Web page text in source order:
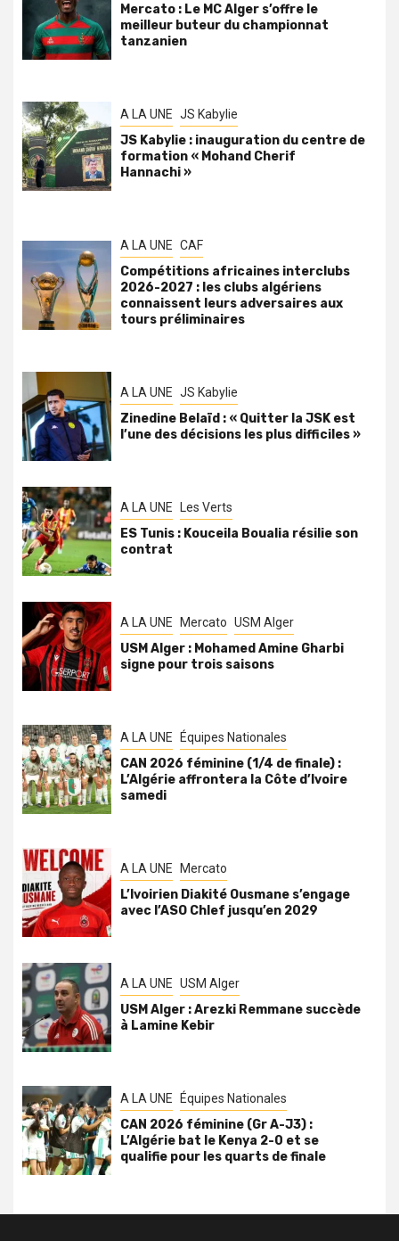
Mercato : Le MC Alger s’offre le
meilleur buteur du championnat
tanzanien
A LA UNE JS Kabylie
JS Kabylie : inauguration du centre de
formation « Mohand Cherif
Hannachi »
A LA UNE CAF
Compétitions africaines interclubs
2026-2027 : les clubs algériens
connaissent leurs adversaires aux
tours préliminaires
A LA UNE JS Kabylie
Zinedine Belaïd : « Quitter la JSK est
l’une des décisions les plus difficiles »
A LA UNE Les Verts
ES Tunis : Kouceila Boualia résilie son
contrat
A LA UNE Mercato USM Alger
USM Alger : Mohamed Amine Gharbi
signe pour trois saisons
A LA UNE Équipes Nationales
CAN 2026 féminine (1/4 de finale) :
L’Algérie affrontera la Côte d’Ivoire
samedi
A LA UNE Mercato
L’Ivoirien Diakité Ousmane s’engage
avec l’ASO Chlef jusqu’en 2029
A LA UNE USM Alger
USM Alger : Arezki Remmane succède
à Lamine Kebir
A LA UNE Équipes Nationales
CAN 2026 féminine (Gr A-J3) :
L’Algérie bat le Kenya 2-0 et se
qualifie pour les quarts de finale